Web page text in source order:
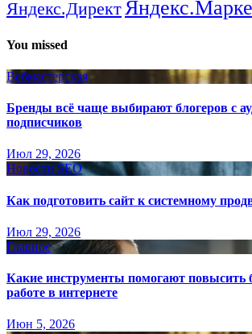
Яндекс.Директ
You missed
Вебмастерская
Бренды всё чаще выбирают блогеров с
подписчиков
Июл 29, 2026
Новости SEO
Как подготовить сайт к системному
Июл 29, 2026
Главное
Какие инструменты помогают повысить
работе в интернете
Июн 5, 2026